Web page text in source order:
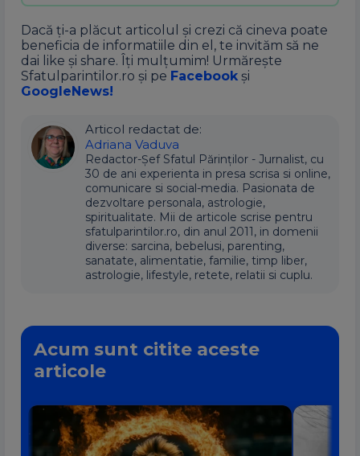
Dacă ți-a plăcut articolul și crezi că cineva poate
beneficia de informatiile din el, te invităm să ne
dai like și share. Îți mulțumim! Urmărește
Sfatulparintilor.ro și pe Facebook și
GoogleNews!
Articol redactat de:
Adriana Vaduva
Redactor-Șef Sfatul Părinților - Jurnalist, cu
30 de ani experienta in presa scrisa si online,
comunicare si social-media. Pasionata de
dezvoltare personala, astrologie,
spiritualitate. Mii de articole scrise pentru
sfatulparintilor.ro, din anul 2011, in domenii
diverse: sarcina, bebelusi, parenting,
sanatate, alimentatie, familie, timp liber,
astrologie, lifestyle, retete, relatii si cuplu.
Acum sunt citite aceste
articole